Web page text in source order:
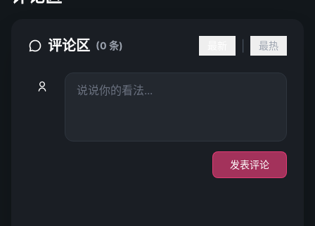
评论区 (0 条) 最热
发表评论